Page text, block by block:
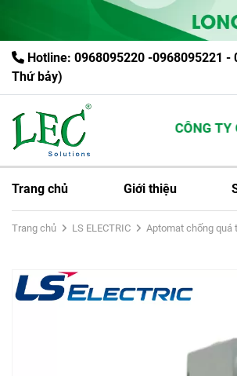
Hotline: 0968095220 -0968095221 -
Thứ bảy)
CÔNG TY
Trang chủ Giới thiệu
Trang chủ LS ELECTRIC Aptomat chống quá